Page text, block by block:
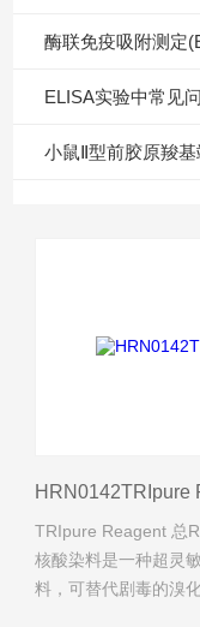
酶联免疫吸附测定
ELISA实验中常见
小鼠Ⅱ型前胶原羧
HRN0142TRIpure
TRIpure Reagent 总
核酸染料是一种超灵
料，可替代剧毒的溴